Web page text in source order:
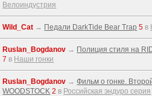
Велоиндустрия
Wild_Cat → Педали DarkTide Bear Trap 5 в
Ruslan_Bogdanov → Полиция стиля на
7 в Наши гонки
Ruslan_Bogdanov →Фильм о гонке.
WOODSTOCK 2 в Российская эндуро серия